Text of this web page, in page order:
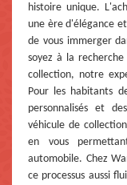
histoire unique.
une ère d'élégance
de vous immerger
soyez à la
collection, notre
Pour les habitants
personnalisés et
véhicule de
en vous
automobile. Chez
ce processus aussi